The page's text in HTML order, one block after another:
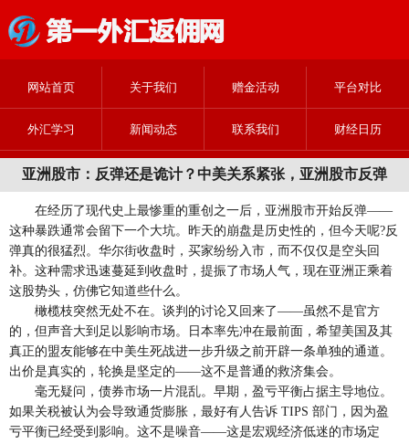
网站首页 关于我们 赠金活动 平台对比
外汇学习 新闻动态 联系我们 财经日历
亚洲股市：反弹还是诡计？中美关系紧张，亚洲股市反弹
在经历了现代史上最惨重的重创之一后，亚洲股市开始反弹——
这种暴跌通常会留下一个大坑。昨天的崩盘是历史性的，但今天呢?反
弹真的很猛烈。华尔街收盘时，买家纷纷入市，而不仅仅是空头回
补。这种需求迅速蔓延到收盘时，提振了市场人气，现在亚洲正乘着
这股势头，仿佛它知道些什么。
橄榄枝突然无处不在。谈判的讨论又回来了——虽然不是官方
的，但声音大到足以影响市场。日本率先冲在最前面，希望美国及其
真正的盟友能够在中美生死战进一步升级之前开辟一条单独的通道。
出价是真实的，轮换是坚定的——这不是普通的救济集会。
毫无疑问，债券市场一片混乱。早期，盈亏平衡占据主导地位。
如果关税被认为会导致通货膨胀，最好有人告诉 TIPS 部门，因为盈
亏平衡已经受到影响。这不是噪音——这是宏观经济低迷的市场定